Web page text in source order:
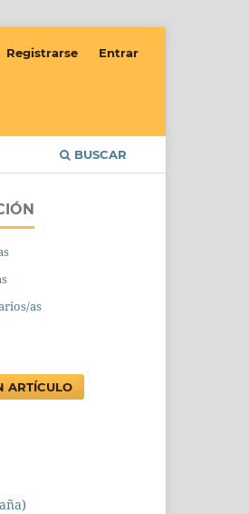
BUSCAR
Registrarse Entrar
as
ARTÍCULO